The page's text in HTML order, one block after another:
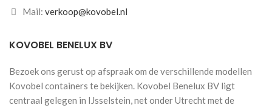
Mail: verkoop@kovobel.nl
KOVOBEL BENELUX BV
Bezoek ons gerust op afspraak om de verschillende modellen
Kovobel containers te bekijken. Kovobel Benelux BV ligt
centraal gelegen in IJsselstein, net onder Utrecht met de